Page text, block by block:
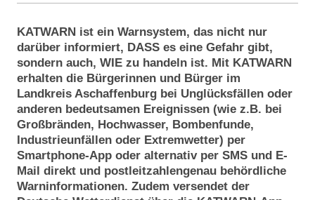
KATWARN ist ein Warnsystem, das nicht nur
darüber informiert, DASS es eine Gefahr gibt,
sondern auch, WIE zu handeln ist. Mit KATWARN
erhalten die Bürgerinnen und Bürger im
Landkreis Aschaffenburg bei Unglücksfällen oder
anderen bedeutsamen Ereignissen (wie z.B. bei
Großbränden, Hochwasser, Bombenfunde,
Industrieunfällen oder Extremwetter) per
Smartphone-App oder alternativ per SMS und E-
Mail direkt und postleitzahlengenau behördliche
Warninformationen. Zudem versendet der